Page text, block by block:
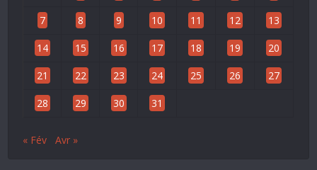
7 8 9 10 11 12 13
14 15 16 17 18 19 20
21 22 23 24 25 26 27
28 29 30 31
« Fév Avr »